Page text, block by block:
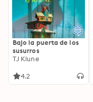
Bajo la puerta de los
susurros
TJ Klune
4.2